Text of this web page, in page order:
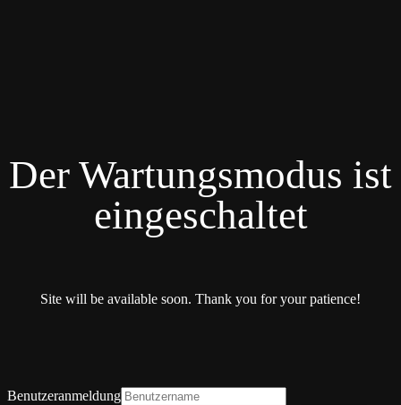
Der Wartungsmodus ist
eingeschaltet
Site will be available soon. Thank you for your patience!
Benutzeranmeldung